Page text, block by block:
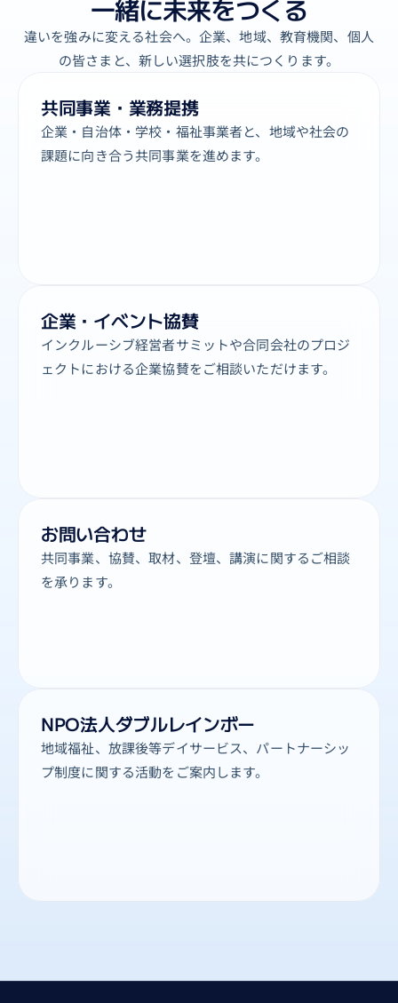
一緒に未来をつくる
違いを強みに変える社会へ。企業、地域、教育機関、個人
の皆さまと、新しい選択肢を共につくります。
共同事業・業務提携
企業・自治体・学校・福祉事業者と、地域や社会の
課題に向き合う共同事業を進めます。
企業・イベント協賛
インクルーシブ経営者サミットや合同会社のプロジ
ェクトにおける企業協賛をご相談いただけます。
お問い合わせ
共同事業、協賛、取材、登壇、講演に関するご相談
を承ります。
NPO法人ダブルレインボー
地域福祉、放課後等デイサービス、パートナーシッ
プ制度に関する活動をご案内します。